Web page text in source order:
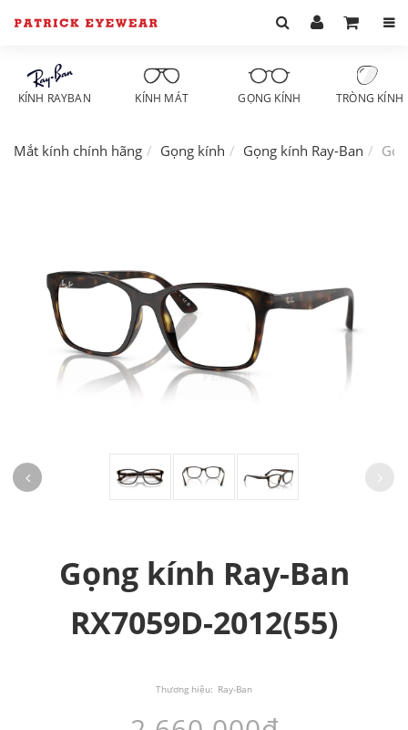
KÍNH RAYBAN KÍNH MÁT GỌNG KÍNH TRÒNG KÍNH
Mắt kính chính hãng Gọng kính Gọng kính Ray-Ban
Gọng kính Ray-Ban
RX7059D-2012(55)
Thương hiệu: Ray-Ban